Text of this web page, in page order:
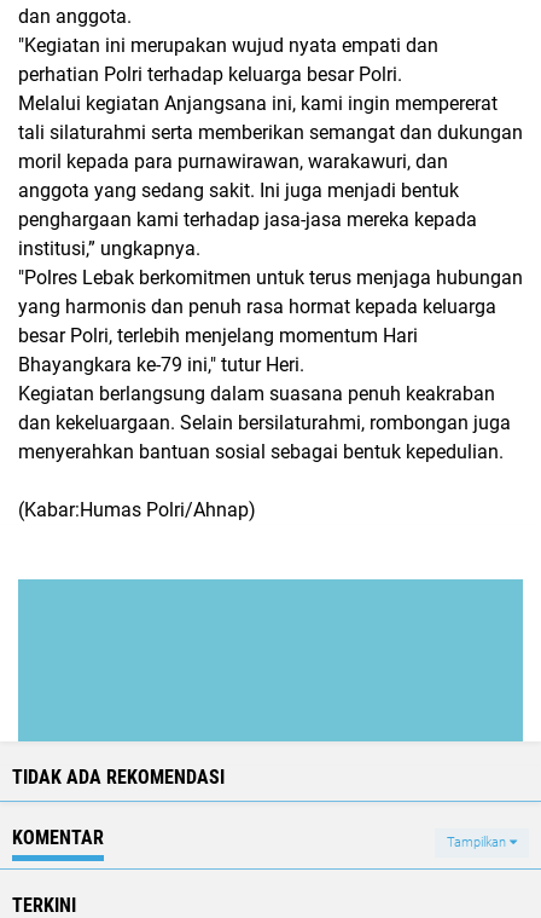
dan anggota.
"Kegiatan ini merupakan wujud nyata empati dan
perhatian Polri terhadap keluarga besar Polri.
Melalui kegiatan Anjangsana ini, kami ingin mempererat
tali silaturahmi serta memberikan semangat dan dukungan
moril kepada para purnawirawan, warakawuri, dan
anggota yang sedang sakit. Ini juga menjadi bentuk
penghargaan kami terhadap jasa-jasa mereka kepada
institusi,” ungkapnya.
"Polres Lebak berkomitmen untuk terus menjaga hubungan
yang harmonis dan penuh rasa hormat kepada keluarga
besar Polri, terlebih menjelang momentum Hari
Bhayangkara ke-79 ini," tutur Heri.
Kegiatan berlangsung dalam suasana penuh keakraban
dan kekeluargaan. Selain bersilaturahmi, rombongan juga
menyerahkan bantuan sosial sebagai bentuk kepedulian.
(Kabar:Humas Polri/Ahnap)
TIDAK ADA REKOMENDASI
KOMENTAR Tampilkan
TERKINI